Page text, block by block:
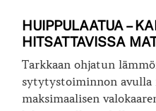
HUIPPULAATUA –
HITSATTAVISSA
Tarkkaan ohjatun
sytytystoiminnon avulla
maksimaalisen